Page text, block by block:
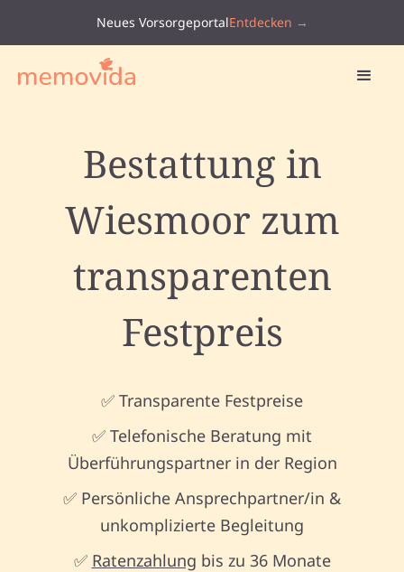
Neues VorsorgeportalEntdecken →
Bestattung in
Wiesmoor zum
transparenten
Festpreis
✅ Transparente Festpreise
✅ Telefonische Beratung mit
Überführungspartner in der Region
✅ Persönliche Ansprechpartner/in &
unkomplizierte Begleitung
✅ Ratenzahlung bis zu 36 Monate